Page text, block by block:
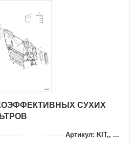
СУХИХ
Артикул: KIT,, ...